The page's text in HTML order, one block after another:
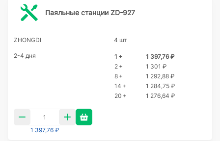
Паяльные станции ZD-927
ZHONGDI 4 шт
2-4 дня 1 +
1 397,76 ₽
2 +
1 301 ₽
8 +
1 292,88 ₽
14 +
1 284,75 ₽
20 +
1 276,64 ₽
1 397,76 ₽